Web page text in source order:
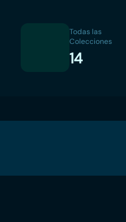
Todas las
Colecciones
14